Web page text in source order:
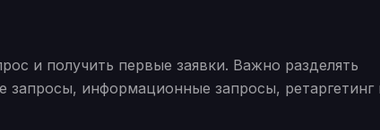
и получить первые заявки. Важно разделять
запросы, информационные запросы, ретаргетинг